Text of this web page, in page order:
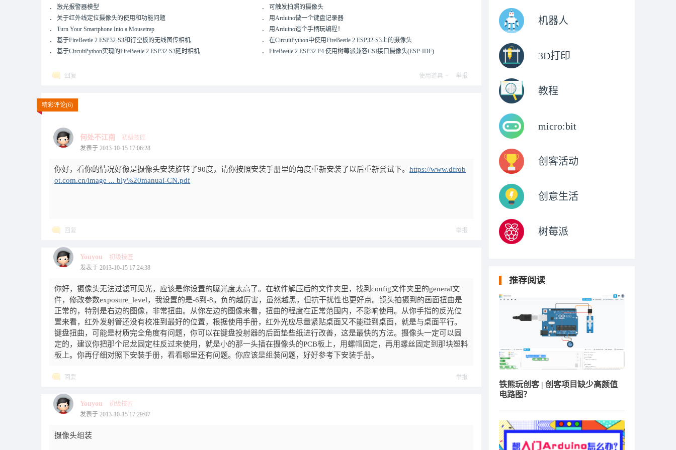
． 激光报警器模型 ．
可触发拍照的摄像头
． 关于红外线定位摄像头的使用和功能问题 ． 用Arduino做一个键盘记录器
． Turn Your Smartphone Into a Mousetrap ． 用Arduino造个手柄玩编程！
． 基于FireBeetle 2 ESP32-S3和行空板的无线图传相机 ． 在CircuitPython中使用FireBeetle 2 ESP32-S3上的摄像头
． 基于CircuitPython实现的FireBeetle 2 ESP32-S3延时相机 ． FireBeetle 2 ESP32 P4 使用树莓派兼容CSI接口摄像头(ESP-IDF)
回复 使用道具 举报
精彩评论(6)
何处不江南
初级技匠
发表于 2013-10-15 17:06:28
你好，看你的情况好像是摄像头安装旋转了90度，请你按照安装手册里的角度重新安装了以后重新尝试下。 https://www.dfrob
ot.com.cn/image ... bly%20manual-CN.pdf
回复 举报
Youyou
初级技匠
发表于 2013-10-15 17:24:38
你好，摄像头无法过滤可见光，应该是你设置的曝光度太高了。在软件解压后的文件夹里，找到config文件夹里的general文
件，修改参数exposure_level，我设置的是-6到-8。负的越厉害，虽然越黑，但抗干扰性也更好点。镜头拍摄到的画面扭曲是
正常的，特别是右边的图像，非常扭曲。从你左边的图像来看，扭曲的程度在正常范围内，不影响使用。从你手指的反光位
置来看，红外发射管还没有校准到最好的位置，根据使用手册，红外光应尽量紧贴桌面又不能碰到桌面，就是与桌面平行。
键盘扭曲，可能是材质完全角度有问题，你可以在键盘投射器的后面垫些纸进行改善，这是最快的方法。摄像头一定可以固
定的，建议你把那个尼龙固定柱反过来使用，就是小的那一头插在摄像头的PCB板上，用螺帽固定，再用螺丝固定到那块塑料
板上。你再仔细对照下安装手册，看看哪里还有问题。你应该是组装问题，好好参考下安装手册。
回复 举报
Youyou
初级技匠
发表于 2013-10-15 17:29:07
摄像头组装
机器人
3D打印
教程
micro:bit
创客活动
创意生活
树莓派
推荐阅读
铁熊玩创客 | 创客项目缺少高颜值
电路图？